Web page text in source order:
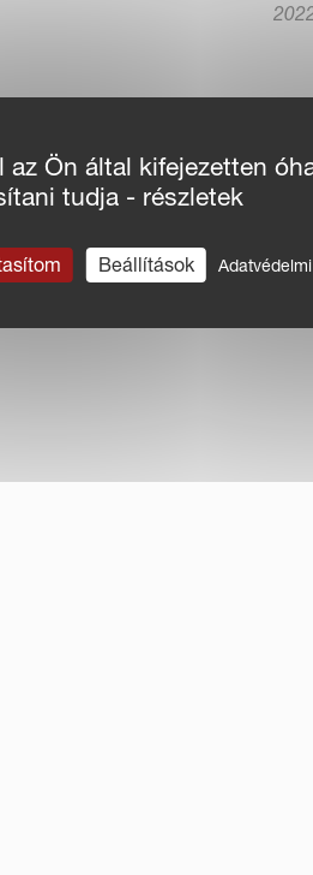
Ön által kifejezetten
tudja - részletek
Beállítások